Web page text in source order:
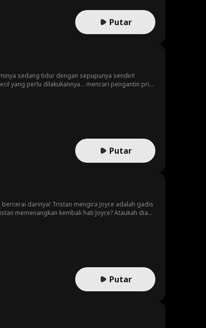
Putar
sedang tidur dengan sepupunya sendiri!
yang perlu dilakukannya... mencari pengantin pria
Putar
darinya! Tristan mengira Joyce adalah gadis
memenangkan kembali hati Joyce? Ataukah dia
Putar